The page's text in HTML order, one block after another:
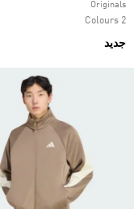
Originals
2 Colours
جديد